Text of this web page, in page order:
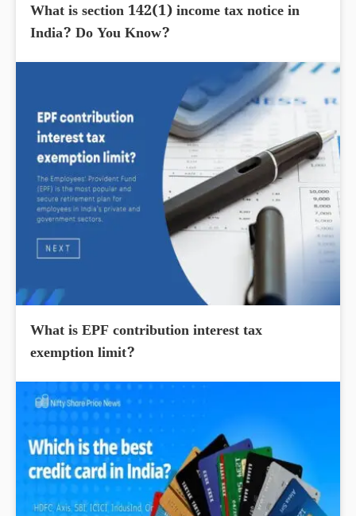
What is section 142(1) income tax notice in
India? Do You Know?
What is EPF contribution interest tax
exemption limit?